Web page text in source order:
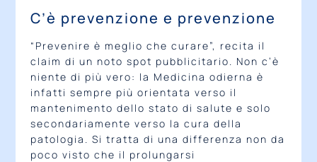
C’è prevenzione e prevenzione
“Prevenire è meglio che curare”, recita il
claim di un noto spot pubblicitario. Non c’è
niente di più vero: la Medicina odierna è
infatti sempre più orientata verso il
mantenimento dello stato di salute e solo
secondariamente verso la cura della
patologia. Si tratta di una differenza non da
poco visto che il prolungarsi